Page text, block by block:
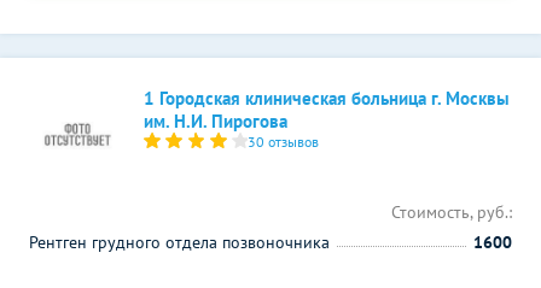
1 Городская клиническая больница г. Москвы
им. Н.И. Пирогова
30 отзывов
Стоимость, руб.:
Рентген грудного отдела позвоночника
1600